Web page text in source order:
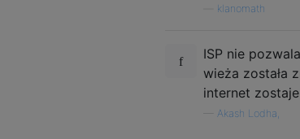
klanomath
ISP nie
wieża została
internet
Akash Lodha,